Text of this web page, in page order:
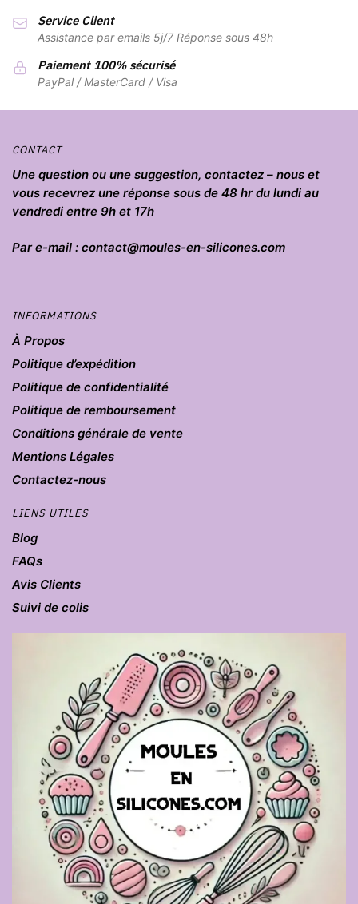
choisies
sur
la
page
la
Service Client
Assistance par emails 5j/7 Réponse sous 48h
Paiement 100% sécurisé
PayPal / MasterCard / Visa
CONTACT
Une question ou une suggestion, contactez – nous et
vous recevrez une réponse sous de 48 hr du lundi au
vendredi entre 9h et 17h
Par e-mail : contact@moules-en-silicones.com
INFORMATIONS
À Propos
Politique d’expédition
Politique de confidentialité
Politique de remboursement
Conditions générale de vente
Mentions Légales
Contactez-nous
LIENS UTILES
Blog
FAQs
Avis Clients
Suivi de colis